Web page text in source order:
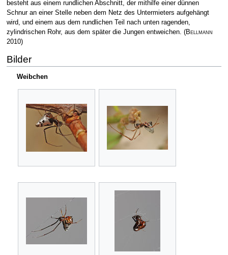
besteht aus einem rundlichen Abschnitt, der mithilfe einer dünnen
Schnur an einer Stelle neben dem Netz des Untermieters aufgehängt
wird, und einem aus dem rundlichen Teil nach unten ragenden,
zylindrischen Rohr, aus dem später die Jungen entweichen. (Bellmann
2010)
Bilder
Weibchen